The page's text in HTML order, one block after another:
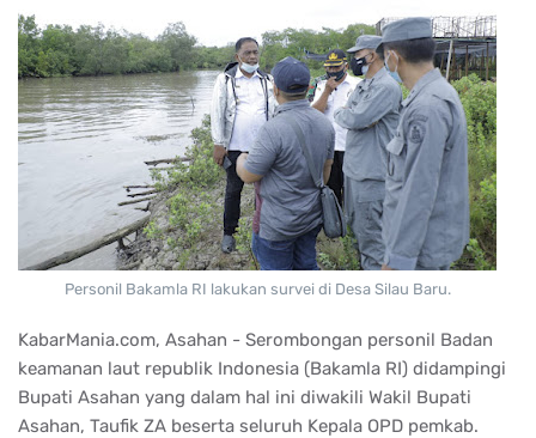
Personil Bakamla RI lakukan survei di Desa Silau Baru.
KabarMania.com, Asahan - Serombongan personil Badan
keamanan laut republik Indonesia (Bakamla RI) didampingi
Bupati Asahan yang dalam hal ini diwakili Wakil Bupati
Asahan, Taufik ZA beserta seluruh Kepala OPD pemkab.